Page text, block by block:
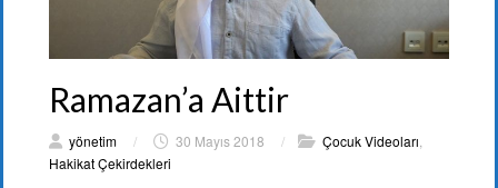
Ramazan’a Aittir
yönetim / 30 Mayıs 2018 / Çocuk Videoları
Hakikat Çekirdekleri